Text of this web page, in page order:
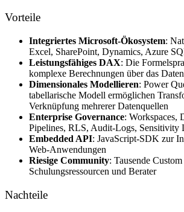
Vorteile
Integriertes Microsoft-Ökosystem:
Excel, SharePoint, Dynamics, Azure
Leistungsfähiges DAX: Die
komplexe Berechnungen über das
Dimensionales Modellieren: Power
tabellarische Modell ermöglichen
Verknüpfung mehrerer Datenquellen
Enterprise Governance: Workspaces,
Pipelines, RLS, Audit-Logs, Sensitivity
Embedded API: JavaScript-SDK zur
Web-Anwendungen
Riesige Community: Tausende
Schulungsressourcen und Berater
Nachteile